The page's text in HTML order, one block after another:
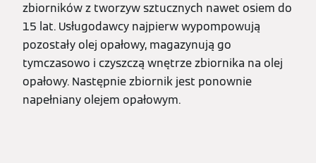
zbiorników z tworzyw sztucznych nawet osiem do
15 lat. Usługodawcy najpierw wypompowują
pozostały olej opałowy, magazynują go
tymczasowo i czyszczą wnętrze zbiornika na olej
opałowy. Następnie zbiornik jest ponownie
napełniany olejem opałowym.